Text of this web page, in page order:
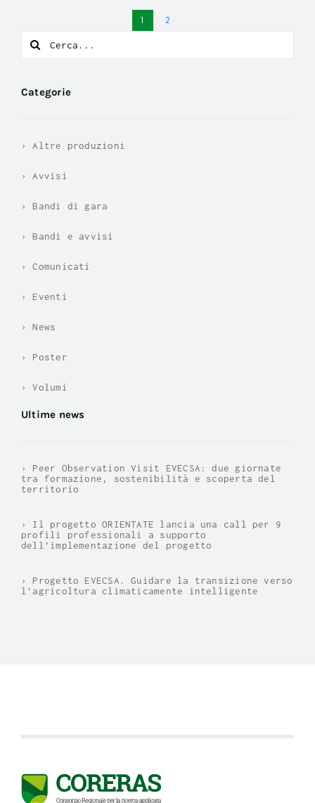
1 2
Search
for:
Categorie
› Altre produzioni
› Avvisi
› Bandi di gara
› Bandi e avvisi
› Comunicati
› Eventi
› News
› Poster
› Volumi
Ultime news
› Peer Observation Visit EVECSA: due giornate
tra formazione, sostenibilità e scoperta del
territorio
› Il progetto ORIENTATE lancia una call per 9
profili professionali a supporto
dell’implementazione del progetto
› Progetto EVECSA. Guidare la transizione verso
l’agricoltura climaticamente intelligente